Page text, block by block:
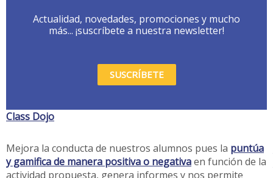
Actualidad, novedades, promociones y mucho
más... ¡suscríbete a nuestra newsletter!
SUSCRÍBETE
Class Dojo
Mejora la conducta de nuestros alumnos pues la puntúa
y gamifica de manera positiva o negativaen función de la
actividad propuesta, genera informes y nos permite